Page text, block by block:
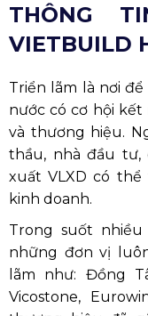
THÔNG
VIETBUILD
Triển lãm là nơi
nước có cơ hội
và thương hiệu.
thầu, nhà đầu tư,
xuất VLXD có
kinh doanh.
Trong suốt
những đơn vị
lãm như: Đồng
Vicostone,